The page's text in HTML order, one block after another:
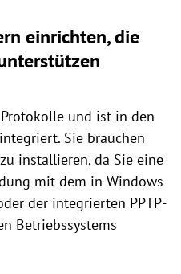
einrichten, die
und ist in den
Sie brauchen
installieren, da Sie eine
mit dem in Windows
der integrierten PPTP-
Betriebssystems